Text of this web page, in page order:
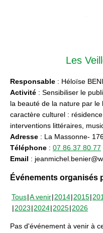
Les
Responsable : Héloïse
Activité : Sensibiliser le
la beauté de la nature par le
caractère culturel : résidence
interventions littéraires,
Adresse : La Massonne-
Téléphone : 07 86 37 80 77
Email :
Événements organisés
Tous A venir 2014 2015
2023 2024 2025 2026
Pas d'événement à venir à